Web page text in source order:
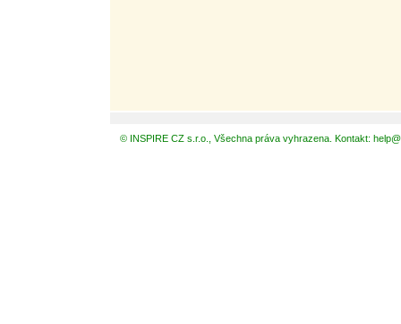
© INSPIRE CZ s.r.o., Všechna práva vyhrazena. Kontakt: